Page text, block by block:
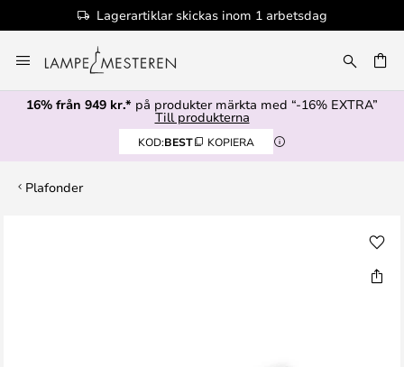
Lagerartiklar skickas inom 1 arbetsdag
till
innehållet
16% från 949 kr.* på produkter märkta med “-16% EXTRA”
Till produkterna
KOD:BEST KOPIERA
Plafonder